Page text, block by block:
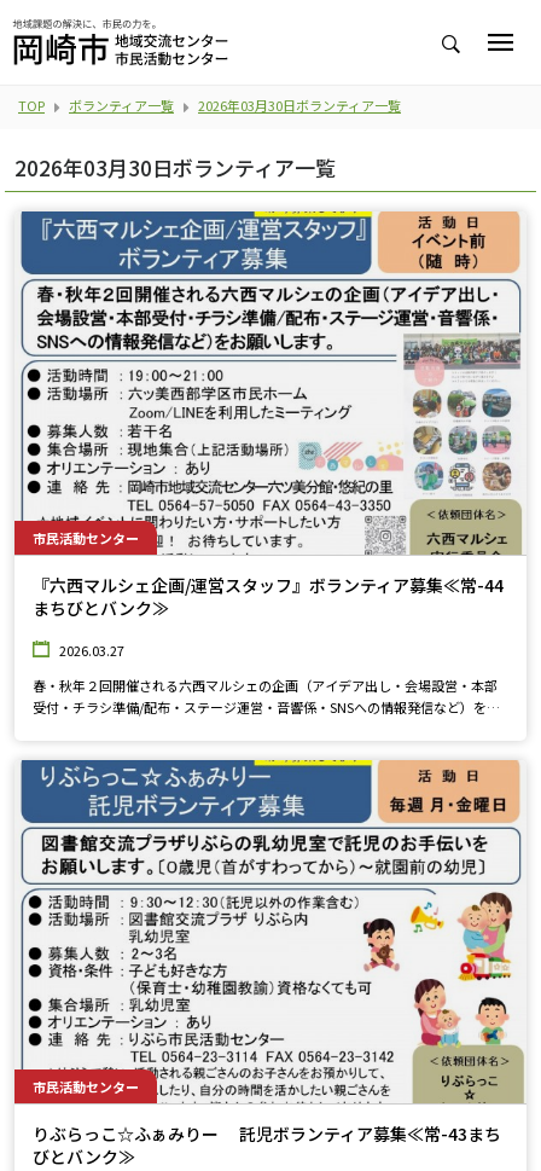
TOP ボランティア一覧 2026年03月30日ボランティア一覧
2026年03月30日ボランティア一覧
市民活動センター
『六西マルシェ企画/運営スタッフ』ボランティア募集≪常-44
まちびとバンク≫
2026.03.27
春・秋年２回開催される六西マルシェの企画（アイデア出し・会場設営・本部
受付・チラシ準備/配布・ステージ運営・音響係・SNSへの情報発信など）をお
市民活動センター
りぶらっこ☆ふぁみりー 託児ボランティア募集≪常-43まち
びとバンク≫